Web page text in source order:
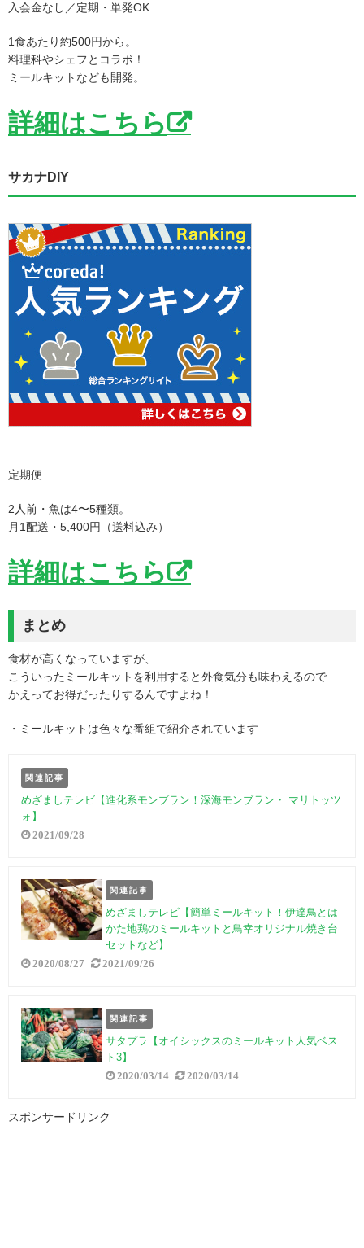
入会金なし／定期・単発OK
1食あたり約500円から。
料理科やシェフとコラボ！
ミールキットなども開発。
詳細はこちら
サカナDIY
定期便
2人前・魚は4〜5種類。
月1配送・5,400円（送料込み）
詳細はこちら
まとめ
食材が高くなっていますが、
こういったミールキットを利用すると外食気分も味わえるので
かえってお得だったりするんですよね！
・ミールキットは色々な番組で紹介されています
関連記事
めざましテレビ【進化系モンブラン！深海モンブラン・ マリトッツ
ォ】
2021/09/28
関連記事
めざましテレビ【簡単ミールキット！伊達鳥とは
かた地鶏のミールキットと鳥幸オリジナル焼き台
セットなど】
2020/08/27 2021/09/26
関連記事
サタプラ【オイシックスのミールキット人気ベス
ト3】
2020/03/14 2020/03/14
スポンサードリンク